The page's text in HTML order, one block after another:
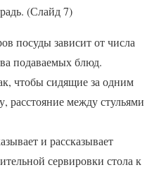
(Слайд 7)
посуды зависит от числа
подаваемых блюд.
чтобы сидящие за одним
расстояние между стульями
и рассказывает
сервировки стола к